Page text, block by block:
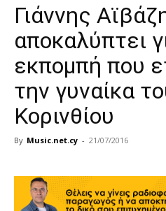
Γιάννης
αποκαλύπτει
εκπομπή που
την γυναίκα
Κορινθίου
By Music.net.cy - 21/07/2016